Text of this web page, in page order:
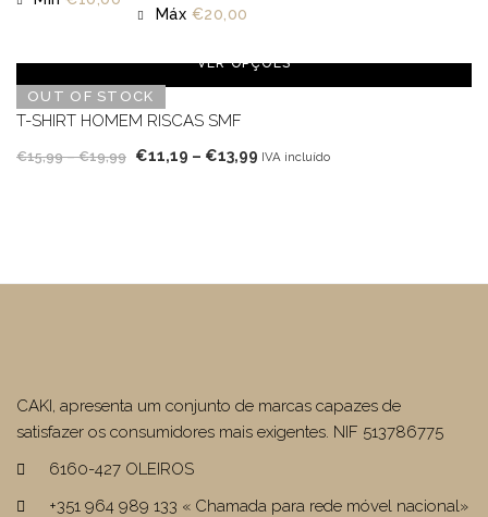
Máx €20,00
OUT OF STOCK
VER OPÇÕES
T-SHIRT HOMEM RISCAS SMF
€15,99 – €19,99 Price
€11,19 – €13,99 Price
IVA incluído
CAKI, apresenta um conjunto de marcas capazes de
satisfazer os consumidores mais exigentes. NIF 513786775
6160-427 OLEIROS
+351 964 989 133 « Chamada para rede móvel nacional»